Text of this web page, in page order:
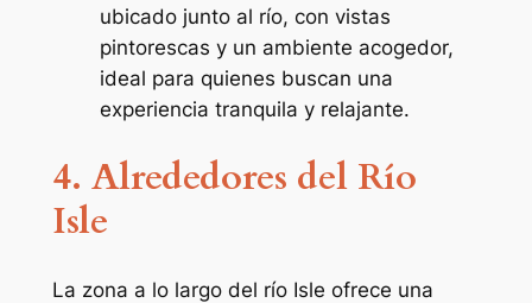
ubicado junto al río, con vistas
pintorescas y un ambiente acogedor,
ideal para quienes buscan una
experiencia tranquila y relajante.
4. Alrededores del Río
Isle
La zona a lo largo del río Isle ofrece una